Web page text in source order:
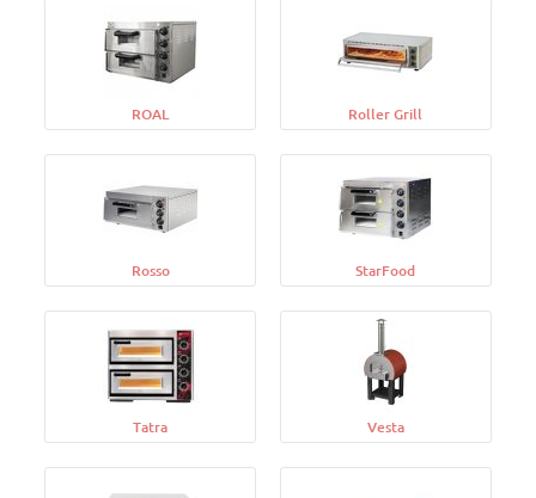
ROAL Roller Grill
Rosso StarFood
Tatra Vesta